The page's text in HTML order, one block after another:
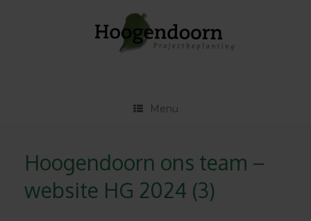
Menu
Hoogendoorn ons team –
website HG 2024 (3)